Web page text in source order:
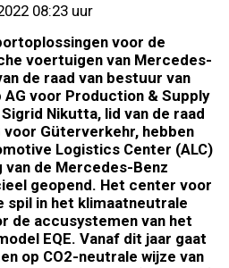
08:23 uur
voor de
voertuigen van Mercedes-
de raad van bestuur van
voor Production & Supply
Nikutta, lid van de raad
voor Güterverkehr, hebben
Logistics Center (ALC)
de Mercedes-Benz
geopend. Het center voor
in het klimaatneutrale
de accusystemen van het
EQE. Vanaf dit jaar gaat
op CO2-neutrale wijze van